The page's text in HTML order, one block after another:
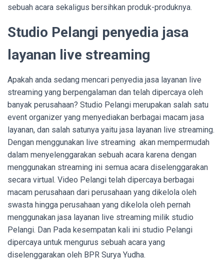
sebuah acara sekaligus bersihkan produk-produknya.
Studio Pelangi penyedia jasa
layanan live streaming
Apakah anda sedang mencari penyedia jasa layanan live
streaming yang berpengalaman dan telah dipercaya oleh
banyak perusahaan? Studio Pelangi merupakan salah satu
event organizer yang menyediakan berbagai macam jasa
layanan, dan salah satunya yaitu jasa layanan live streaming.
Dengan menggunakan live streaming akan mempermudah
dalam menyelenggarakan sebuah acara karena dengan
menggunakan streaming ini semua acara diselenggarakan
secara virtual. Video Pelangi telah dipercaya berbagai
macam perusahaan dari perusahaan yang dikelola oleh
swasta hingga perusahaan yang dikelola oleh pernah
menggunakan jasa layanan live streaming milik studio
Pelangi. Dan Pada kesempatan kali ini studio Pelangi
dipercaya untuk mengurus sebuah acara yang
diselenggarakan oleh BPR Surya Yudha.